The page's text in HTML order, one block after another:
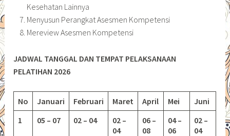
Kesehatan Lainnya
Menyusun Perangkat Asesmen Kompetensi
Mereview Asesmen Kompetensi
JADWAL TANGGAL DAN TEMPAT PELAKSANAAN
PELATIHAN 2026
No Januari Februari Maret April Mei
Juni
1
05 – 07 02 – 04
02 –
04
06 –
08
04 –
06
02 –
04